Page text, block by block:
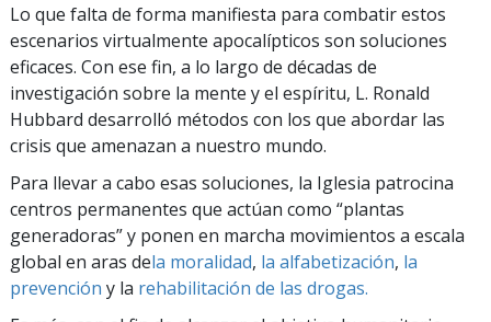
Lo que falta de forma manifiesta para combatir estos
escenarios virtualmente apocalípticos son soluciones
eficaces. Con ese fin, a lo largo de décadas de
investigación sobre la mente y el espíritu, L. Ronald
Hubbard desarrolló métodos con los que abordar las
crisis que amenazan a nuestro mundo.
Para llevar a cabo esas soluciones, la Iglesia patrocina
centros permanentes que actúan como “plantas
generadoras” y ponen en marcha movimientos a escala
global en aras dela moralidad, la alfabetización, la
prevención y la rehabilitación de las drogas.